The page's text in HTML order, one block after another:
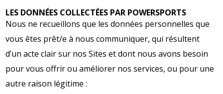
LES DONNÉES COLLECTÉES PAR POWERSPORTS
Nous ne recueillons que les données personnelles que
vous êtes prêt/e à nous communiquer, qui résultent
d’un acte clair sur nos Sites et dont nous avons besoin
pour vous offrir ou améliorer nos services, ou pour une
autre raison légitime :